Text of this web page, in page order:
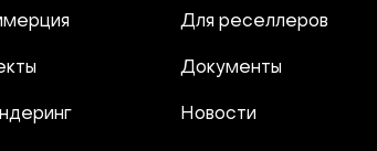
Для реселлеров
Документы
Новости